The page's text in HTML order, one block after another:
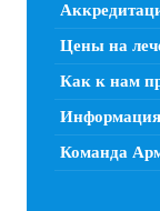
Цены на
Как к нам
Команда